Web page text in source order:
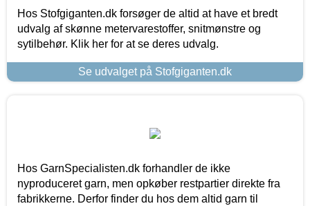
Hos Stofgiganten.dk forsøger de altid at have et bredt
udvalg af skønne metervarestoffer, snitmønstre og
sytilbehør. Klik her for at se deres udvalg.
Se udvalget på Stofgiganten.dk
Hos GarnSpecialisten.dk forhandler de ikke
nyproduceret garn, men opkøber restpartier direkte fra
fabrikkerne. Derfor finder du hos dem altid garn til